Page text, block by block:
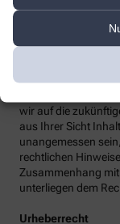
der gebotenen
wir mittels Links auf
keine Gewähr für
Vollständigkeit der
wir auf die
aus Ihrer Sicht
unangemessen
rechtlichen
Zusammenhang
unterliegen dem
Urheberrecht